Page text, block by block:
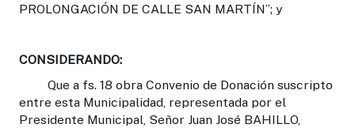
PROLONGACIÓN DE CALLE SAN MARTÍN”; y
CONSIDERANDO:
Que a fs. 18 obra Convenio de Donación suscripto
entre esta Municipalidad, representada por el
Presidente Municipal, Señor Juan José BAHILLO,